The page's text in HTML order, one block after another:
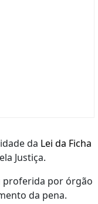
da Lei da Ficha
Justiça.
proferida por órgão
da pena.